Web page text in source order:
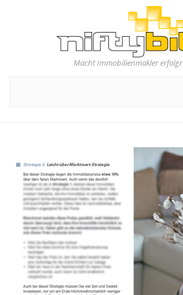
Macht Immobilienmakler